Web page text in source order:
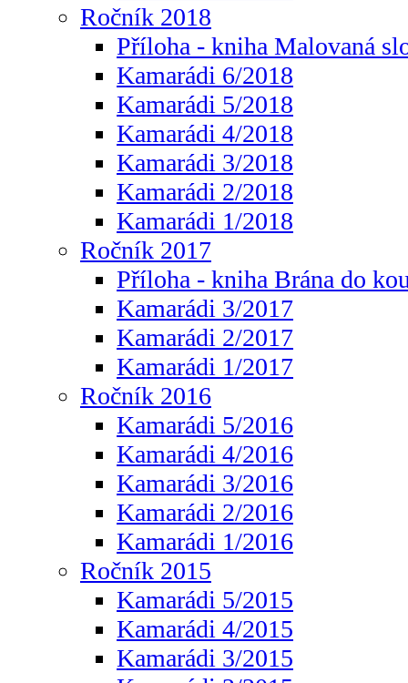
Ročník 2018
Příloha - kniha Malovaná
Kamarádi 6/2018
Kamarádi 5/2018
Kamarádi 4/2018
Kamarádi 3/2018
Kamarádi 2/2018
Kamarádi 1/2018
Ročník 2017
Příloha - kniha Brána do
Kamarádi 3/2017
Kamarádi 2/2017
Kamarádi 1/2017
Ročník 2016
Kamarádi 5/2016
Kamarádi 4/2016
Kamarádi 3/2016
Kamarádi 2/2016
Kamarádi 1/2016
Ročník 2015
Kamarádi 5/2015
Kamarádi 4/2015
Kamarádi 3/2015